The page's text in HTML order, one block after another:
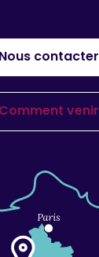
Nous contacter
Comment venir